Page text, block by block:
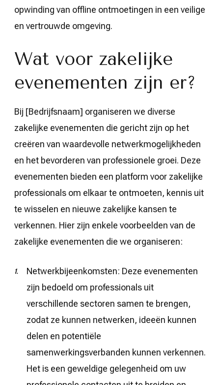
opwinding van offline ontmoetingen in een veilige
en vertrouwde omgeving.
Wat voor zakelijke
evenementen zijn er?
Bij [Bedrijfsnaam] organiseren we diverse
zakelijke evenementen die gericht zijn op het
creëren van waardevolle netwerkmogelijkheden
en het bevorderen van professionele groei. Deze
evenementen bieden een platform voor zakelijke
professionals om elkaar te ontmoeten, kennis uit
te wisselen en nieuwe zakelijke kansen te
verkennen. Hier zijn enkele voorbeelden van de
zakelijke evenementen die we organiseren:
Netwerkbijeenkomsten: Deze evenementen
zijn bedoeld om professionals uit
verschillende sectoren samen te brengen,
zodat ze kunnen netwerken, ideeën kunnen
delen en potentiële
samenwerkingsverbanden kunnen verkennen.
Het is een geweldige gelegenheid om uw